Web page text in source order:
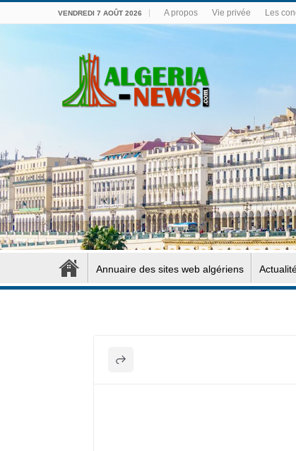
VENDREDI 7 AOÛT 2026 A propos Vie privée Les
Annuaire des sites web algériens